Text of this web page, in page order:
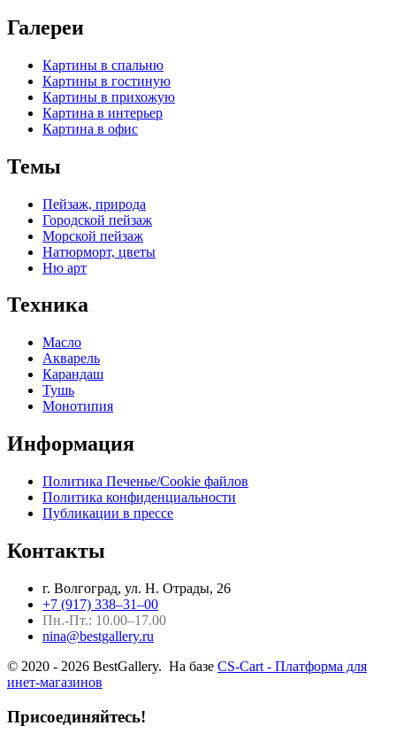
Галереи
Картины в спальню
Картины в гостиную
Картины в прихожую
Картина в интерьер
Картина в офис
Темы
Пейзаж, природа
Городской пейзаж
Морской пейзаж
Натюрморт, цветы
Ню арт
Техника
Масло
Акварель
Карандаш
Тушь
Монотипия
Информация
Политика Печенье/Cookie файлов
Политика конфиденциальности
Публикации в прессе
Контакты
г. Волгоград, ул. Н. Отрады, 26
+7 (917) 338–31–00
Пн.-Пт.: 10.00–17.00
nina@bestgallery.ru
© 2020 - 2026 BestGallery. На базе CS-Cart - Платформа для
инет-магазинов
Присоединяйтесь!